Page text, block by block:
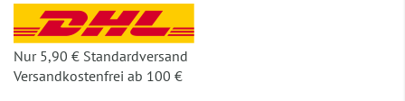
Nur 5,90 € Standardversand
Versandkostenfrei ab 100 €